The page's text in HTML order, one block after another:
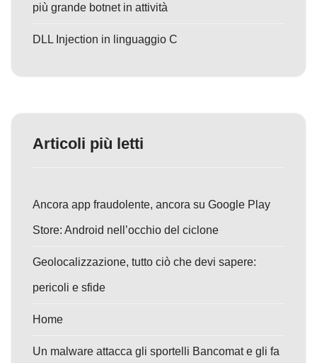
più grande botnet in attività
DLL Injection in linguaggio C
Articoli più letti
Ancora app fraudolente, ancora su Google Play
Store: Android nell’occhio del ciclone
Geolocalizzazione, tutto ciò che devi sapere:
pericoli e sfide
Home
Un malware attacca gli sportelli Bancomat e gli fa